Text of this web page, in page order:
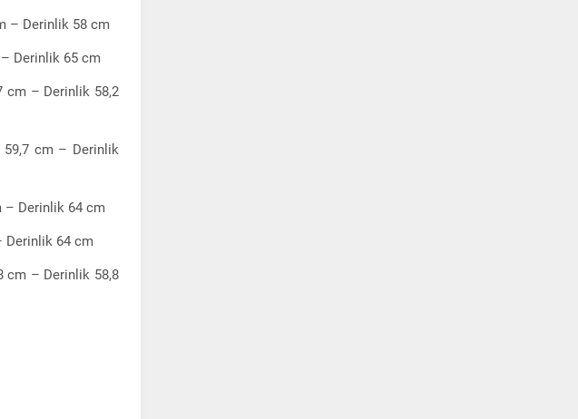
– Derinlik 58 cm
Derinlik 65 cm
cm – Derinlik 58,2
cm – Derinlik
– Derinlik 64 cm
Derinlik 64 cm
cm – Derinlik 58,8